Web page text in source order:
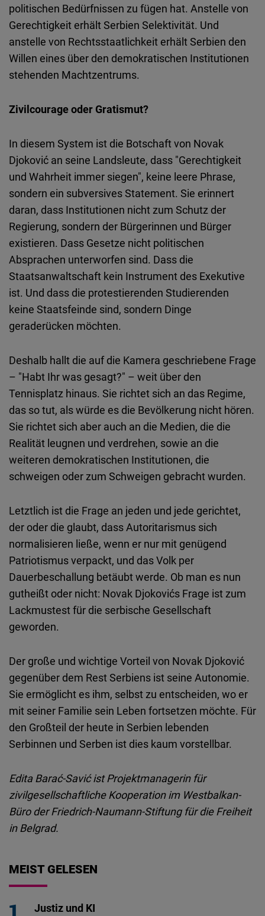
politischen Bedürfnissen zu fügen hat. Anstelle von
Gerechtigkeit erhält Serbien Selektivität. Und
anstelle von Rechtsstaatlichkeit erhält Serbien den
Willen eines über den demokratischen Institutionen
stehenden Machtzentrums.
Zivilcourage oder Gratismut?
In diesem System ist die Botschaft von Novak
Djoković an seine Landsleute, dass "Gerechtigkeit
und Wahrheit immer siegen", keine leere Phrase,
sondern ein subversives Statement. Sie erinnert
daran, dass Institutionen nicht zum Schutz der
Regierung, sondern der Bürgerinnen und Bürger
existieren. Dass Gesetze nicht politischen
Absprachen unterworfen sind. Dass die
Staatsanwaltschaft kein Instrument des Exekutive
ist. Und dass die protestierenden Studierenden
keine Staatsfeinde sind, sondern Dinge
geraderücken möchten.
Deshalb hallt die auf die Kamera geschriebene Frage
– "Habt Ihr was gesagt?" – weit über den
Tennisplatz hinaus. Sie richtet sich an das Regime,
das so tut, als würde es die Bevölkerung nicht hören.
Sie richtet sich aber auch an die Medien, die die
Realität leugnen und verdrehen, sowie an die
weiteren demokratischen Institutionen, die
schweigen oder zum Schweigen gebracht wurden.
Letztlich ist die Frage an jeden und jede gerichtet,
der oder die glaubt, dass Autoritarismus sich
normalisieren ließe, wenn er nur mit genügend
Patriotismus verpackt, und das Volk per
Dauerbeschallung betäubt werde. Ob man es nun
gutheißt oder nicht: Novak Djokovićs Frage ist zum
Lackmustest für die serbische Gesellschaft
geworden.
Der große und wichtige Vorteil von Novak Djoković
gegenüber dem Rest Serbiens ist seine Autonomie.
Sie ermöglicht es ihm, selbst zu entscheiden, wo er
mit seiner Familie sein Leben fortsetzen möchte. Für
den Großteil der heute in Serbien lebenden
Serbinnen und Serben ist dies kaum vorstellbar.
Edita Barać-Savić ist Projektmanagerin für
zivilgesellschaftliche Kooperation im Westbalkan-
Büro der Friedrich-Naumann-Stiftung für die Freiheit
in Belgrad.
MEIST GELESEN
Justiz und KI